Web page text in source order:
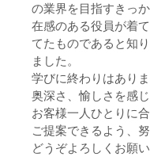
の業界を目指すきっ
在感のある役員が着
てたものであると知
ました。
学びに終わりはあり
奥深さ、愉しさを感じ
お客様一人ひとりに
ご提案できるよう、
どうぞよろしくお願い